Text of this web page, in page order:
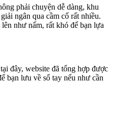
phải chuyện dễ dàng, khu
ngân qua cầm cố rất nhiều.
như nấm, rất khó để bạn lựa
đây, website đã tổng hợp được
bạn lưu về sổ tay nếu như cần